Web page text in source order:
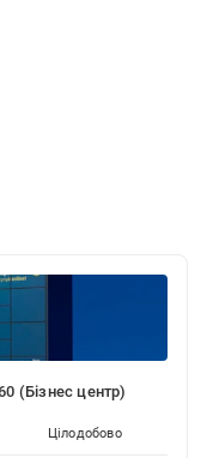
(Бізнес центр)
Цілодобово